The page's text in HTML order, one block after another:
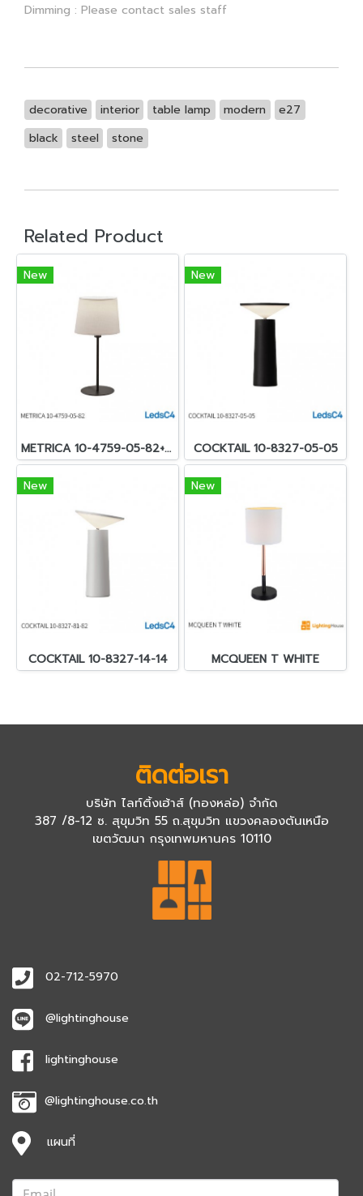
Dimming : Please contact sales staff
decorative interior table lamp modern
e27
black
steel stone
Related Product
New
METRICA 10-4759-05-82+PAN-161-T008
New
COCKTAIL 10-8327-05-05
New
COCKTAIL 10-8327-14-14
New
MCQUEEN T WHITE
ติดต่อเรา
บริษัท ไลท์ติ้งเฮ้าส์ (ทองหล่อ) จำกัด
387 /8-12 ซ. สุขุมวิท 55 ถ.สุขุมวิท แขวงคลองตันเหนือ
เขตวัฒนา กรุงเทพมหานคร 10110
02-712-5970
@lightinghouse
lightinghouse
@lightinghouse.co.th
แผนที่